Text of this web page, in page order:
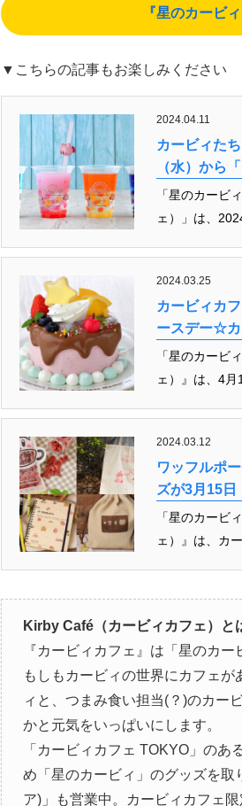
『星のカービ
▼こちらの記事もお楽しみください
2024.04.11
カービィた
（水）から
「星のカービ
ェ）」は、
2024.03.25
カービィカ
ースデー☆カ
「星のカービ
ェ）』は、4
2024.03.12
ワッフルポ
ズが3月15日
「星のカービ
ェ）』は、カ
Kirby Café（カービィカフェ）と
『カービィカフェ』は「星のカ
もしもカービィの世界にカフェ
ィと、つまみ食い担当(？)のカー
かと元気をいっぱいにします。
「カービィカフェ TOKYO」の
め「星のカービィ」のグッズを取
ア)」も営業中。カービィカフェ